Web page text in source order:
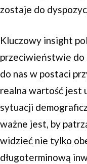
zostaje do
Kluczowy insight
przeciwieństwie
do nas w postaci
realna wartość jest
sytuacji
ważne jest, by
widzieć nie tylko
długoterminową